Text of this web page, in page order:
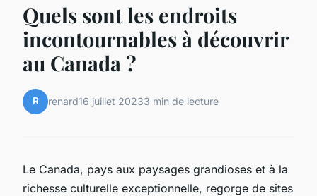
Quels sont les endroits
incontournables à découvrir
au Canada ?
R renard16 juillet 20233 min de lecture
Le Canada, pays aux paysages grandioses et à la
richesse culturelle exceptionnelle, regorge de sites